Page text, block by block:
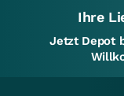
Ihre
Jetzt Depot